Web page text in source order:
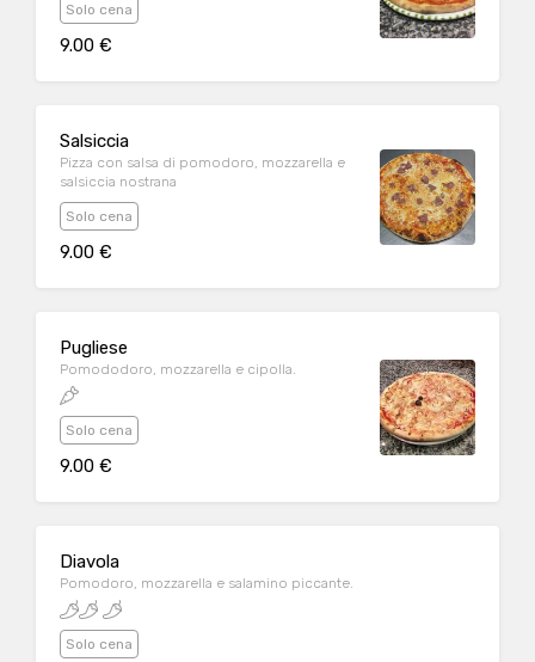
Solo cena
9.00 €
Salsiccia
Pizza con salsa di pomodoro, mozzarella e
salsiccia nostrana
Solo cena
9.00 €
Pugliese
Pomododoro, mozzarella e cipolla.
Solo cena
9.00 €
Diavola
Pomodoro, mozzarella e salamino piccante.
Solo cena